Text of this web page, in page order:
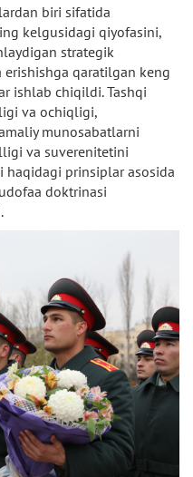
biri sifatida
kelgusidagi qiyofasini,
strategik
qaratilgan keng
ishlab chiqildi. Tashqi
va ochiqligi,
munosabatlarni
va suverenitetini
haqidagi prinsiplar asosida
doktrinasi